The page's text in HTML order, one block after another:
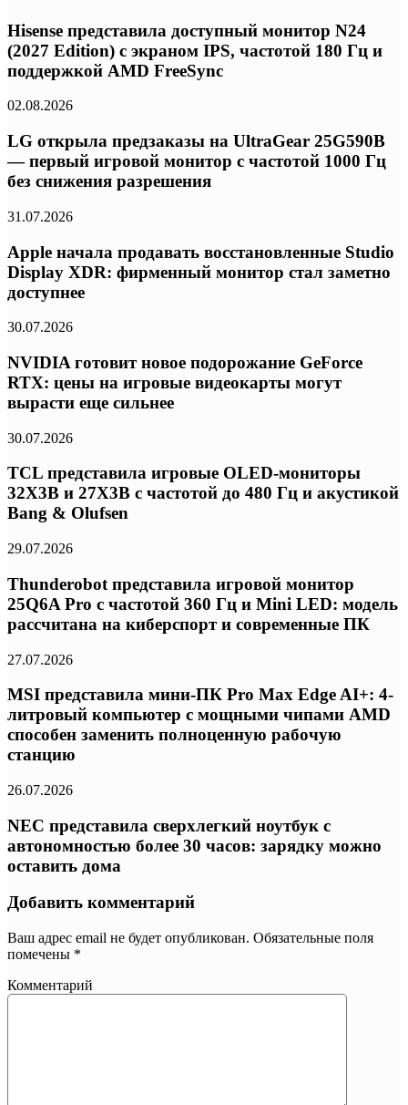
Hisense представила доступный монитор N24
(2027 Edition) с экраном IPS, частотой 180 Гц и
поддержкой AMD FreeSync
02.08.2026
LG открыла предзаказы на UltraGear 25G590B
— первый игровой монитор с частотой 1000 Гц
без снижения разрешения
31.07.2026
Apple начала продавать восстановленные Studio
Display XDR: фирменный монитор стал заметно
доступнее
30.07.2026
NVIDIA готовит новое подорожание GeForce
RTX: цены на игровые видеокарты могут
вырасти еще сильнее
30.07.2026
TCL представила игровые OLED-мониторы
32X3B и 27X3B с частотой до 480 Гц и акустикой
Bang & Olufsen
29.07.2026
Thunderobot представила игровой монитор
25Q6A Pro с частотой 360 Гц и Mini LED: модель
рассчитана на киберспорт и современные ПК
27.07.2026
MSI представила мини-ПК Pro Max Edge AI+: 4-
литровый компьютер с мощными чипами AMD
способен заменить полноценную рабочую
станцию
26.07.2026
NEC представила сверхлегкий ноутбук с
автономностью более 30 часов: зарядку можно
оставить дома
Добавить комментарий
Ваш адрес email не будет опубликован. Обязательные поля
помечены *
Комментарий